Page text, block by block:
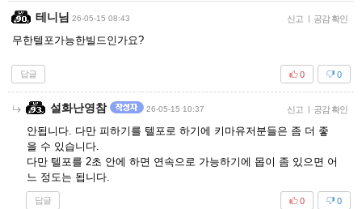
테니님 26-05-15 08:43 신고 | 공감 확인
무한텔포가능한빌드인가요?
답글 0
0
설화난영참 26-05-15 10:37 신고 | 공감 확인
안됩니다. 다만 피하기를 텔포로 하기에 키마유저분들은 좀 더 좋
을 수 있습니다.
다만 텔포를 2초 안에 하면 연속으로 가능하기에 몹이 좀 있으면 어
느 정도는 됩니다.
답글 0
0